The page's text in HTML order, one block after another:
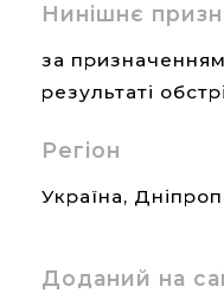
Нинішнє
за
результаті
Регіон
Україна,
Доданий на